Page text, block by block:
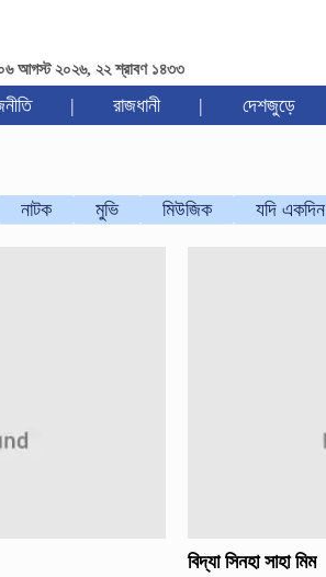
০৬ আগস্ট ২০২৬, ২২ শ্রাবণ ১৪৩৩
| রাজধানী | দেশজুড়ে
নাটক মুভি মিউজিক যদি একদিন
বিদ্যা সিনহা সাহা মিম